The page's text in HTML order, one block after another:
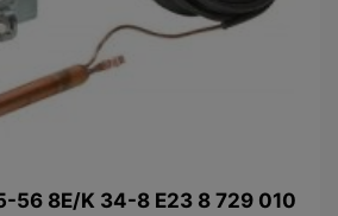
56 8E/K 34-8 E23 8 729 010